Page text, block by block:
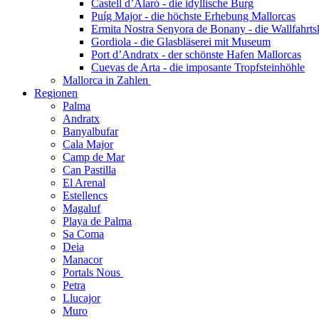
Castell d’Alaró - die idyllische Burg
Puíg Major - die höchste Erhebung Mallorcas
Ermita Nostra Senyora de Bonany - die
Gordiola - die Glasbläserei mit Museum
Port d’Andratx - der schönste Hafen Mallorcas
Cuevas de Arta - die imposante Tropfsteinhöhle
Mallorca in Zahlen
Regionen
Palma
Andratx
Banyalbufar
Cala Major
Camp de Mar
Can Pastilla
El Arenal
Estellencs
Magaluf
Playa de Palma
Sa Coma
Deia
Manacor
Portals Nous
Petra
Llucajor
Muro